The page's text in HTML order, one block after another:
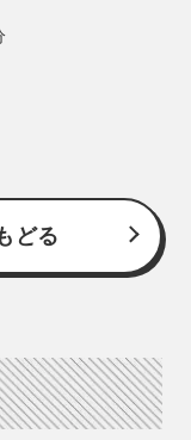
どる